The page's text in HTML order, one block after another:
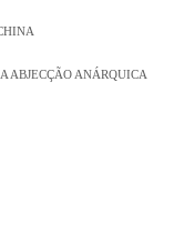
ABJECÇÃO ANÁRQUICA